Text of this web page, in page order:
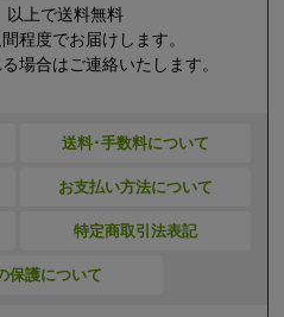
以上で送料無料
程度でお届けします。
場合はご連絡いたします。
送料･手数料について
お支払い方法について
特定商取引法表記
保護について